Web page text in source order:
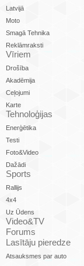
Latvijā
Moto
Smagā Tehnika
Reklāmraksti
Vīriem
Drošība
Akadēmija
Ceļojumi
Karte
Tehnoloģijas
Enerģētika
Testi
Foto&Video
Dažādi
Sports
Rallijs
4x4
Uz Ūdens
Video&TV
Forums
Lasītāju pieredze
Atsauksmes par auto